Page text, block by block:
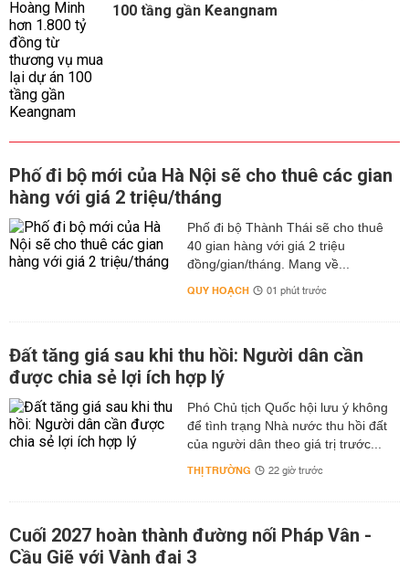
100 tầng gần Keangnam
Phố đi bộ mới của Hà Nội sẽ cho thuê các gian
hàng với giá 2 triệu/tháng
Phố đi bộ Thành Thái sẽ cho thuê
40 gian hàng với giá 2 triệu
đồng/gian/tháng. Mang về...
QUY HOẠCH 01 phút trước
Đất tăng giá sau khi thu hồi: Người dân cần
được chia sẻ lợi ích hợp lý
Phó Chủ tịch Quốc hội lưu ý không
để tình trạng Nhà nước thu hồi đất
của người dân theo giá trị trước...
THỊ TRƯỜNG 22 giờ trước
Cuối 2027 hoàn thành đường nối Pháp Vân -
Cầu Giẽ với Vành đai 3